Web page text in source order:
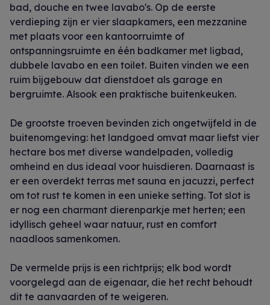
bad, douche en twee lavabo's. Op de eerste
verdieping zijn er vier slaapkamers, een mezzanine
met plaats voor een kantoorruimte of
ontspanningsruimte en één badkamer met ligbad,
dubbele lavabo en een toilet. Buiten vinden we een
ruim bijgebouw dat dienstdoet als garage en
bergruimte. Alsook een praktische buitenkeuken.
De grootste troeven bevinden zich ongetwijfeld in de
buitenomgeving: het landgoed omvat maar liefst vier
hectare bos met diverse wandelpaden, volledig
omheind en dus ideaal voor huisdieren. Daarnaast is
er een overdekt terras met sauna en jacuzzi, perfect
om tot rust te komen in een unieke setting. Tot slot is
er nog een charmant dierenparkje met herten; een
idyllisch geheel waar natuur, rust en comfort
naadloos samenkomen.
De vermelde prijs is een richtprijs; elk bod wordt
voorgelegd aan de eigenaar, die het recht behoudt
dit te aanvaarden of te weigeren.